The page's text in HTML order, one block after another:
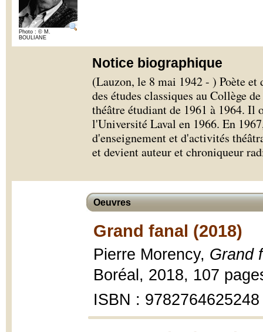
Photo : © M.
BOULIANE
Notice biographique
(Lauzon, le 8 mai 1942 - ) Poète
des études classiques au Collège
théâtre étudiant de 1961 à 1964. Il
l'Université Laval en 1966. En
d'enseignement et d'activités
et devient auteur et chroniqueur
Oeuvres
Grand fanal (2018)
Pierre Morency, Grand
Boréal, 2018, 107
ISBN : 9782764625248